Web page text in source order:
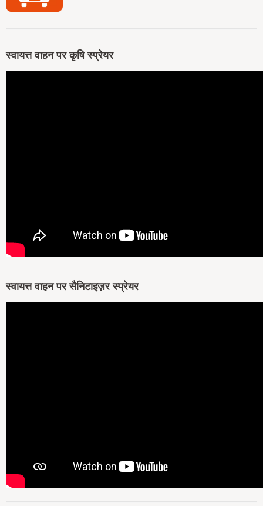
स्वायत्त वाहन पर कृषि स्प्रेयर
स्वायत्त वाहन पर सैनिटाइज़र स्प्रेयर